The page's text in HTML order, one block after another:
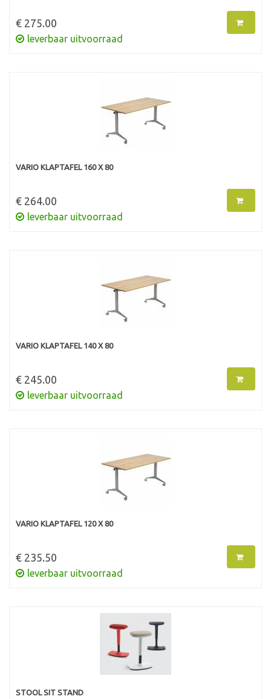
€ 275.00
leverbaar uitvoorraad
VARIO KLAPTAFEL 160 X 80
€ 264.00
leverbaar uitvoorraad
VARIO KLAPTAFEL 140 X 80
€ 245.00
leverbaar uitvoorraad
VARIO KLAPTAFEL 120 X 80
€ 235.50
leverbaar uitvoorraad
STOOL SIT STAND